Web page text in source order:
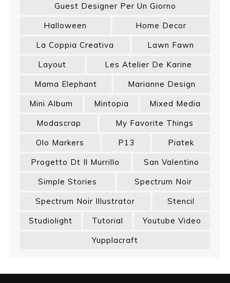
Guest Designer Per Un Giorno
Halloween
Home Decor
La Coppia Creativa
Lawn Fawn
Layout
Les Atelier De Karine
Mama Elephant
Marianne Design
Mini Album
Mintopia
Mixed Media
Modascrap
My Favorite Things
Olo Markers
P13
Piatek
Progetto Dt Il Murrillo
San Valentino
Simple Stories
Spectrum Noir
Spectrum Noir Illustrator
Stencil
Studiolight
Tutorial
Youtube Video
Yupplacraft